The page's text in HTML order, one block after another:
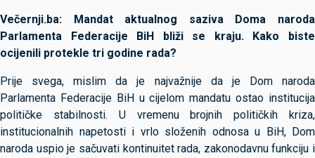
Večernji.ba: Mandat aktualnog saziva Doma naroda
Parlamenta Federacije BiH bliži se kraju. Kako biste
ocijenili protekle tri godine rada?
Prije svega, mislim da je najvažnije da je Dom naroda
Parlamenta Federacije BiH u cijelom mandatu ostao institucija
političke stabilnosti. U vremenu brojnih političkih kriza,
institucionalnih napetosti i vrlo složenih odnosa u BiH, Dom
naroda uspio je sačuvati kontinuitet rada, zakonodavnu funkciju i